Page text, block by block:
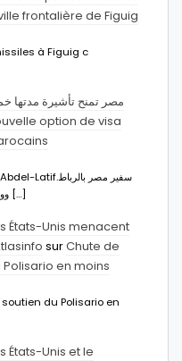
frontalière de Figuig
à Figuig c
مصر تمنح تأشيرة مدتها
option de visa
ووفقا له، فإن هذا الإجراء يهدف إلى […]
États-Unis menacent
surChute de
en moins
du Polisario en
États-Unis et le